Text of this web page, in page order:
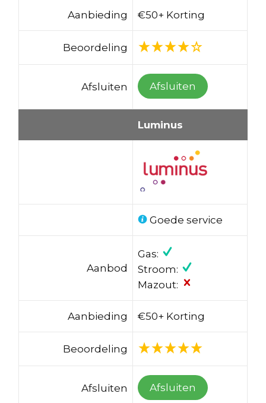
Aanbieding €50+ Korting
Beoordeling
Afsluiten Afsluiten
Luminus
Goede service
Aanbod
Gas:
Stroom:
Mazout:
Aanbieding €50+ Korting
Beoordeling
Afsluiten Afsluiten